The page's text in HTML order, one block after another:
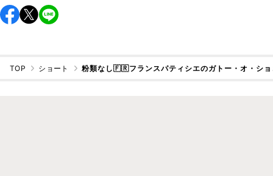
TOP ショート 粉類なし🇫🇷フランスパティシエのガトー・オ・ショ